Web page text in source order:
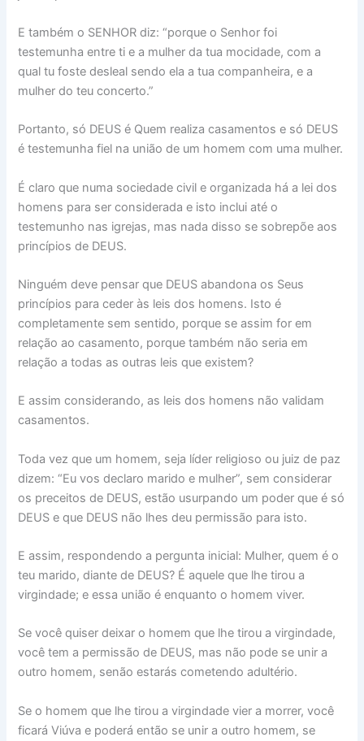
E também o SENHOR diz: “porque o Senhor foi
testemunha entre ti e a mulher da tua mocidade, com a
qual tu foste desleal sendo ela a tua companheira, e a
mulher do teu concerto.”
Portanto, só DEUS é Quem realiza casamentos e só DEUS
é testemunha fiel na união de um homem com uma mulher.
É claro que numa sociedade civil e organizada há a lei dos
homens para ser considerada e isto inclui até o
testemunho nas igrejas, mas nada disso se sobrepõe aos
princípios de DEUS.
Ninguém deve pensar que DEUS abandona os Seus
princípios para ceder às leis dos homens. Isto é
completamente sem sentido, porque se assim for em
relação ao casamento, porque também não seria em
relação a todas as outras leis que existem?
E assim considerando, as leis dos homens não validam
casamentos.
Toda vez que um homem, seja líder religioso ou juiz de paz
dizem: “Eu vos declaro marido e mulher”, sem considerar
os preceitos de DEUS, estão usurpando um poder que é só
DEUS e que DEUS não lhes deu permissão para isto.
E assim, respondendo a pergunta inicial: Mulher, quem é o
teu marido, diante de DEUS? É aquele que lhe tirou a
virgindade; e essa união é enquanto o homem viver.
Se você quiser deixar o homem que lhe tirou a virgindade,
você tem a permissão de DEUS, mas não pode se unir a
outro homem, senão estarás cometendo adultério.
Se o homem que lhe tirou a virgindade vier a morrer, você
ficará Viúva e poderá então se unir a outro homem, se